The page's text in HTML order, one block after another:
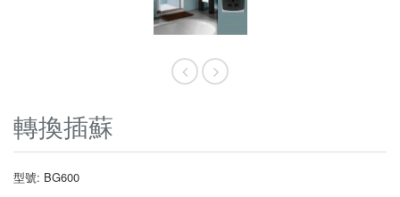
轉換插蘇
型號: BG600